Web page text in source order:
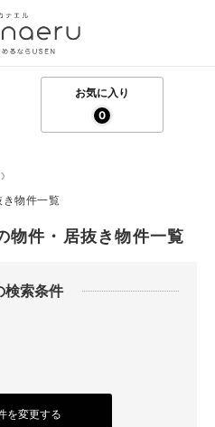
お気に入り
0
物件一覧
物件・居抜き物件一覧
検索条件
を変更する